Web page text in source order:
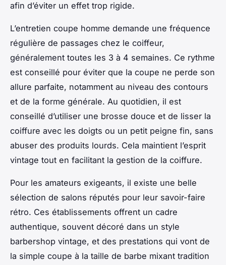
afin d’éviter un effet trop rigide.
L’entretien coupe homme demande une fréquence
régulière de passages chez le coiffeur,
généralement toutes les 3 à 4 semaines. Ce rythme
est conseillé pour éviter que la coupe ne perde son
allure parfaite, notamment au niveau des contours
et de la forme générale. Au quotidien, il est
conseillé d’utiliser une brosse douce et de lisser la
coiffure avec les doigts ou un petit peigne fin, sans
abuser des produits lourds. Cela maintient l’esprit
vintage tout en facilitant la gestion de la coiffure.
Pour les amateurs exigeants, il existe une belle
sélection de salons réputés pour leur savoir-faire
rétro. Ces établissements offrent un cadre
authentique, souvent décoré dans un style
barbershop vintage, et des prestations qui vont de
la simple coupe à la taille de barbe mixant tradition